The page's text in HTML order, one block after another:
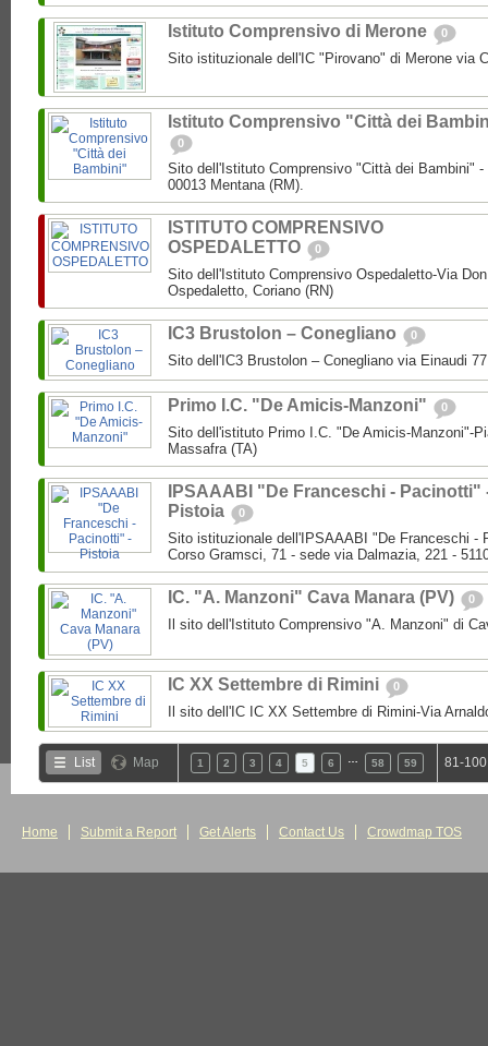
Istituto Comprensivo di Merone 0
Sito istituzionale dell'IC "Pirovano" di Merone via
Istituto Comprensivo "Città dei
0
Sito dell'Istituto Comprensivo "Città dei Bambini"
00013 Mentana (RM).
ISTITUTO COMPRENSIVO
OSPEDALETTO
0
Sito dell'Istituto Comprensivo Ospedaletto-Via
Ospedaletto, Coriano (RN)
IC3 Brustolon – Conegliano 0
Sito dell'IC3 Brustolon – Conegliano via Einaudi
Primo I.C. "De Amicis-Manzoni" 0
Sito dell'istituto Primo I.C. "De Amicis-Manzoni"-
Massafra (TA)
IPSAAABI "De Franceschi - Pacinotti"
Pistoia
0
Sito istituzionale dell'IPSAAABI "De Franceschi -
Corso Gramsci, 71 - sede via Dalmazia, 221 -
IC. "A. Manzoni" Cava Manara (PV) 0
Il sito dell'Istituto Comprensivo "A. Manzoni" di
IC XX Settembre di Rimini 0
Il sito dell'IC IC XX Settembre di Rimini-Via
List Map 1 2 3 4 5 6 58 59 81-
Home Submit a Report Get Alerts Contact Us Crowdmap TOS